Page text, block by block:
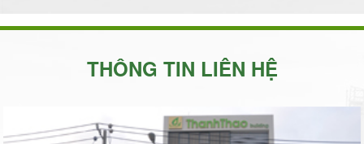
THÔNG TIN LIÊN HỆ